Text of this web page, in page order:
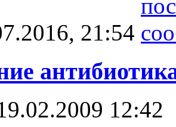
21:54
12:42